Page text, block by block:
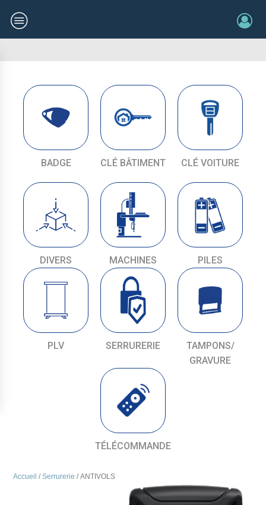
BADGE CLÉ BÂTIMENT CLÉ VOITURE
DIVERS MACHINES PILES
PLV SERRURERIE
TAMPONS/
GRAVURE
TÉLÉCOMMANDE
Accueil /Serrurerie / ANTIVOLS